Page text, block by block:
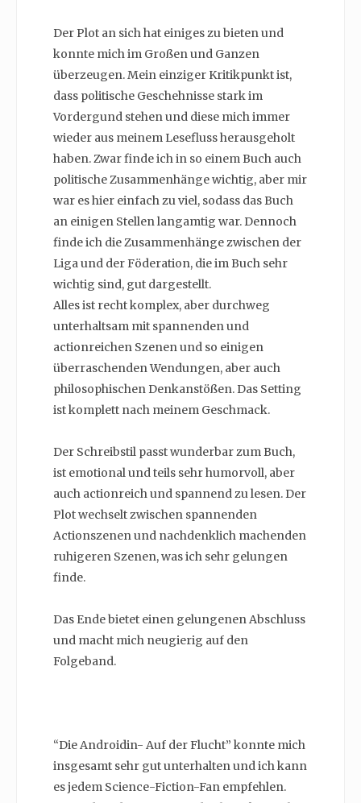
Der Plot an sich hat einiges zu bieten und
konnte mich im Großen und Ganzen
überzeugen. Mein einziger Kritikpunkt ist,
dass politische Geschehnisse stark im
Vordergund stehen und diese mich immer
wieder aus meinem Lesefluss herausgeholt
haben. Zwar finde ich in so einem Buch auch
politische Zusammenhänge wichtig, aber mir
war es hier einfach zu viel, sodass das Buch
an einigen Stellen langamtig war. Dennoch
finde ich die Zusammenhänge zwischen der
Liga und der Föderation, die im Buch sehr
wichtig sind, gut dargestellt.
Alles ist recht komplex, aber durchweg
unterhaltsam mit spannenden und
actionreichen Szenen und so einigen
überraschenden Wendungen, aber auch
philosophischen Denkanstößen. Das Setting
ist komplett nach meinem Geschmack.
Der Schreibstil passt wunderbar zum Buch,
ist emotional und teils sehr humorvoll, aber
auch actionreich und spannend zu lesen. Der
Plot wechselt zwischen spannenden
Actionszenen und nachdenklich machenden
ruhigeren Szenen, was ich sehr gelungen
finde.
Das Ende bietet einen gelungenen Abschluss
und macht mich neugierig auf den
Folgeband.
“Die Androidin- Auf der Flucht” konnte mich
insgesamt sehr gut unterhalten und ich kann
es jedem Science-Fiction-Fan empfehlen.